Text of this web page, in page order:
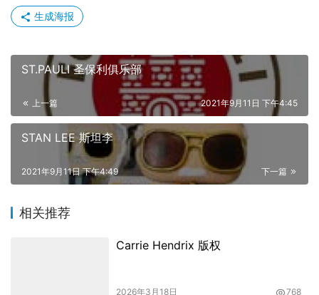
生成海报
ST.PAULI 圣保利俱乐部
上一篇 2021年9月11日 下午4:45
STAN LEE 斯坦李
下一篇
2021年9月11日 下午4:49
相关推荐
Carrie Hendrix 版权
2026年3月18日 768